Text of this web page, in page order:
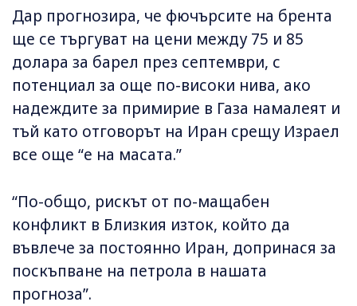
Дар прогнозира, че фючърсите на брента
ще се търгуват на цени между 75 и 85
долара за барел през септември, с
потенциал за още по-високи нива, ако
надеждите за примирие в Газа намалеят и
тъй като отговорът на Иран срещу Израел
все още “е на масата.”
“По-общо, рискът от по-мащабен
конфликт в Близкия изток, който да
въвлече за постоянно Иран, допринася за
поскъпване на петрола в нашата
прогноза”.